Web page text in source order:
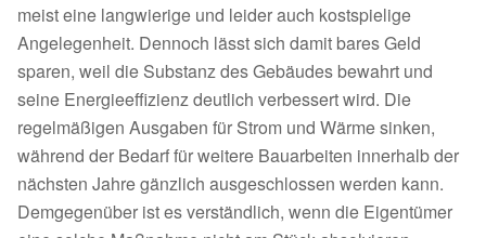
meist eine langwierige und leider auch kostspielige
Angelegenheit. Dennoch lässt sich damit bares Geld
sparen, weil die Substanz des Gebäudes bewahrt und
seine Energieeffizienz deutlich verbessert wird. Die
regelmäßigen Ausgaben für Strom und Wärme sinken,
während der Bedarf für weitere Bauarbeiten innerhalb der
nächsten Jahre gänzlich ausgeschlossen werden kann.
Demgegenüber ist es verständlich, wenn die Eigentümer